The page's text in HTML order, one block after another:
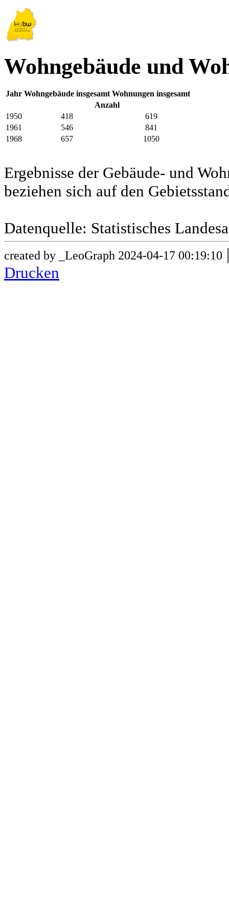
Wohngebäude und
Jahr Wohngebäude insgesamt Wohnungen insgesamt
Anzahl
1950
418
619
1961
546
841
1968
657 1050
Ergebnisse der Gebäude- und
beziehen sich auf den
Datenquelle: Statistisches
created by _LeoGraph 2024-04-17 00:19:10
Drucken